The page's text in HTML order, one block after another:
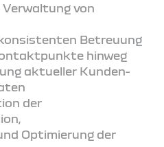
von
Betreuung
hinweg
aktueller Kunden-
der
Optimierung der